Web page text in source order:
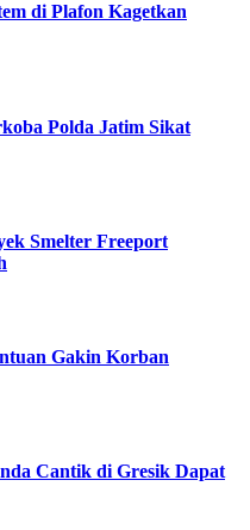
di Plafon Kagetkan
Polda Jatim Sikat
Smelter Freeport
Gakin Korban
Cantik di Gresik Dapat